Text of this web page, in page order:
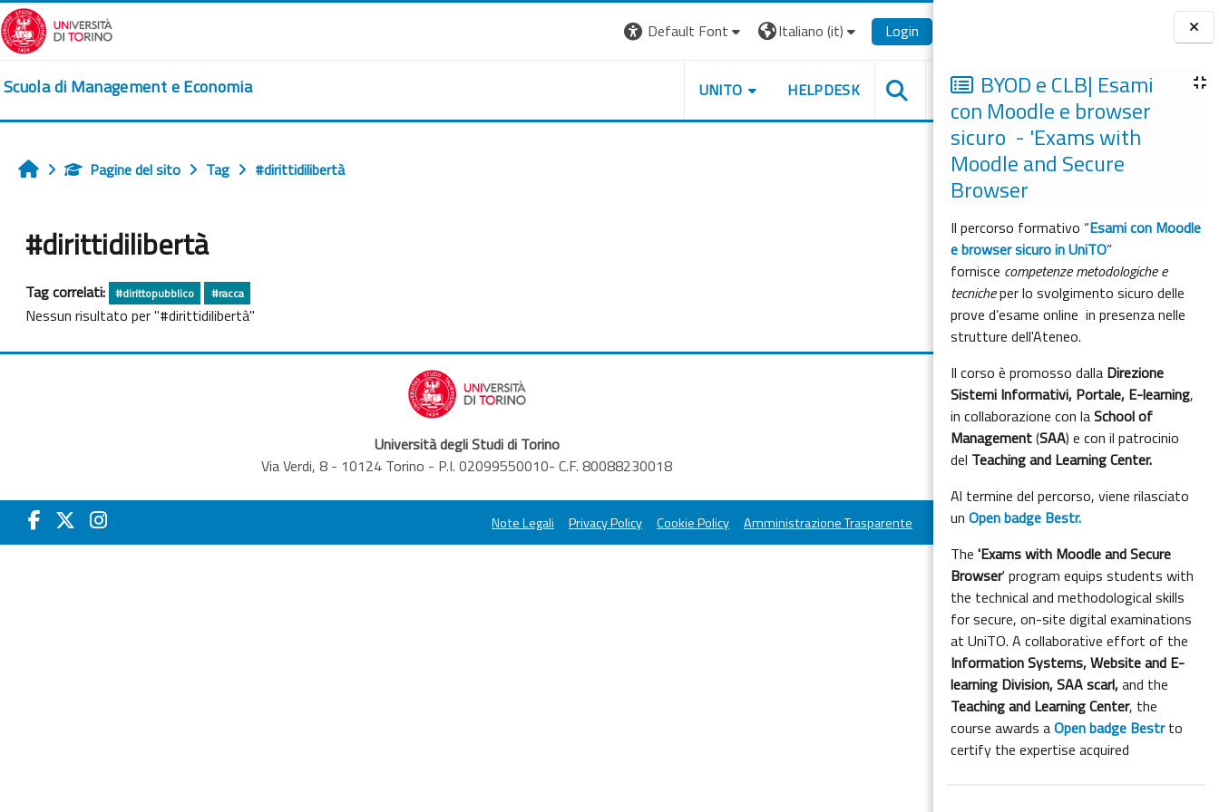
Vai al contenuto principale
Blocchi
BYOD e CLB| Esami
con Moodle e browser
sicuro - 'Exams with
Moodle and Secure
Browser
Il percorso formativo “Esami con Moodle
e browser sicuro in UniTO”
fornisce competenze metodologiche e
tecnicheper lo svolgimento sicuro delle
prove d’esame online in presenza nelle
strutture dell'Ateneo.
Il corso è promosso dalla Direzione
Sistemi Informativi, Portale, E-learning,
in collaborazione con laSchool of
Management(SAA) e con il patrocinio
del Teaching and Learning Center.
Al termine del percorso, viene rilasciato
unOpen badge Bestr.
The'Exams with Moodle and Secure
Browser' program equips students with
the technical and methodological skills
for secure, on-site digital examinations
at UniTO. A collaborative effort of the
Information Systems, Website and E-
learning Division,SAA scarl,and the
Teaching and Learning Center, the
course awards aOpen badge Bestrto
certify the expertise acquired
Default Font Italiano ‎(it)‎ Login
Scuola di Management e Economia UNITO HELPDESK
HomePagine del sito Tag #dirittidilibertà
#dirittidilibertà
Tag correlati: #dirittopubblico #racca
Nessun risultato per "#dirittidilibertà"
Università degli Studi di Torino
Via Verdi, 8 - 10124 Torino - P.I. 02099550010- C.F. 80088230018
Note Legali Privacy Policy Cookie Policy Amministrazione Trasparente